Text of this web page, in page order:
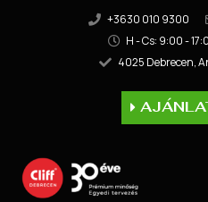
+3630 010 9300
H - Cs: 9:00 -
4025 Debrecen,